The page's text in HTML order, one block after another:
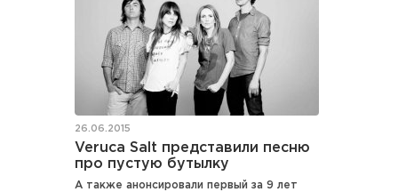
26.06.2015
Veruca Salt представили песню
про пустую бутылку
А также анонсировали первый за 9 лет